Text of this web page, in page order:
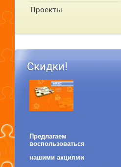
Проекты
Скидки!
Предлагаем
воспользоваться
нашими акциями